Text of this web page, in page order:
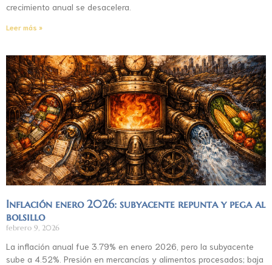
crecimiento anual se desacelera.
Leer más »
Inflación enero 2026: subyacente repunta y pega al
bolsillo
febrero 9, 2026
La inflación anual fue 3.79% en enero 2026, pero la subyacente
sube a 4.52%. Presión en mercancías y alimentos procesados; baja